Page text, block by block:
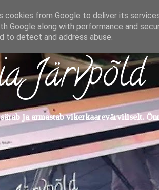
Järvpõld
ja armastab vikerkaarevärviliselt.
cookies from Google to deliver its
Google along with performance and
to detect and address abuse.